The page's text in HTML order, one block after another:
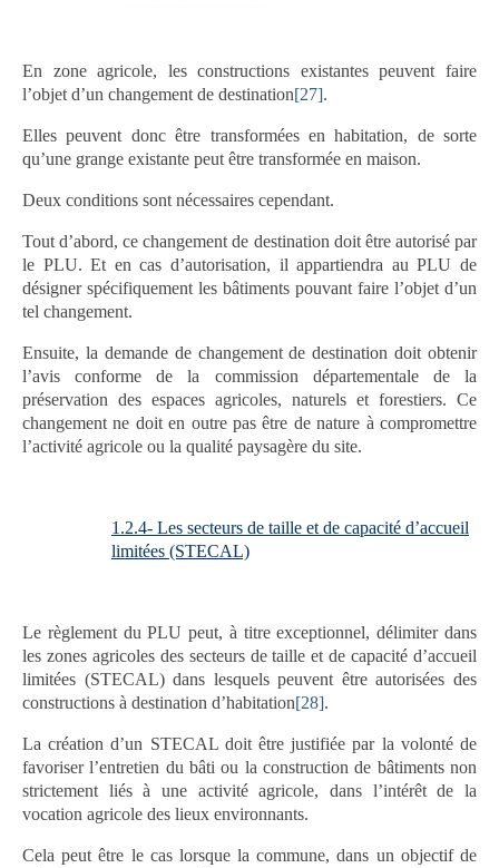
En zone agricole, les constructions existantes peuvent faire
l’objet d’un changement de destination[27].
Elles peuvent donc être transformées en habitation, de sorte
qu’une grange existante peut être transformée en maison.
Deux conditions sont nécessaires cependant.
Tout d’abord, ce changement de destination doit être autorisé par
le PLU. Et en cas d’autorisation, il appartiendra au PLU de
désigner spécifiquement les bâtiments pouvant faire l’objet d’un
tel changement.
Ensuite, la demande de changement de destination doit obtenir
l’avis conforme de la commission départementale de la
préservation des espaces agricoles, naturels et forestiers. Ce
changement ne doit en outre pas être de nature à compromettre
l’activité agricole ou la qualité paysagère du site.
1.2.4- Les secteurs de taille et de capacité d’accueil
limitées (STECAL)
Le règlement du PLU peut, à titre exceptionnel, délimiter dans
les zones agricoles des secteurs de taille et de capacité d’accueil
limitées (STECAL) dans lesquels peuvent être autorisées des
constructions à destination d’habitation[28].
La création d’un STECAL doit être justifiée par la volonté de
favoriser l’entretien du bâti ou la construction de bâtiments non
strictement liés à une activité agricole, dans l’intérêt de la
vocation agricole des lieux environnants.
Cela peut être le cas lorsque la commune, dans un objectif de